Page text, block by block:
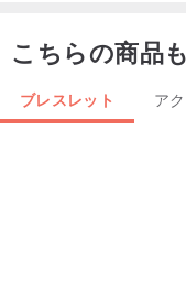
こちらの商品
ブレスレット ア